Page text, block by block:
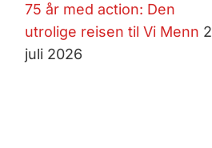
75 år med action: Den
utrolige reisen til Vi Menn
juli 2026